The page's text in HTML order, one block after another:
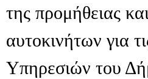
της προμήθειας
αυτοκινήτων για
Υπηρεσιών του